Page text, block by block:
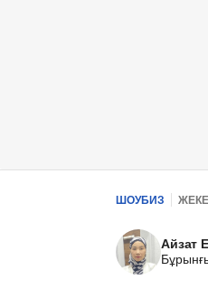
ШОУБИЗ
Айзат